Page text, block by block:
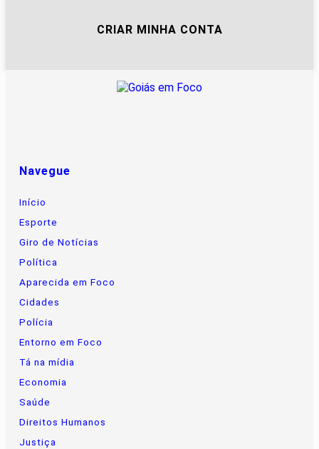
CRIAR MINHA CONTA
Navegue
Início
Esporte
Giro de Notícias
Política
Aparecida em Foco
Cidades
Polícia
Entorno em Foco
Tá na mídia
Economia
Saúde
Direitos Humanos
Justiça